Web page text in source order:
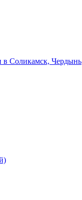
в Соликамск, Чердынь